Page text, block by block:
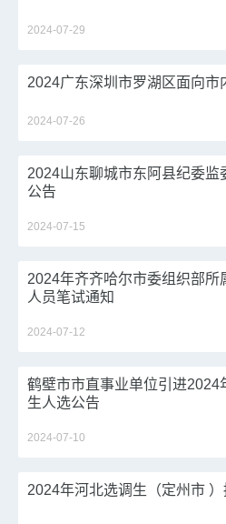
2024-07-29
2024广东深圳市罗湖区面向市
2024-07-26
2024山东聊城市东阿县纪委监
公告
2024-07-15
2024年齐齐哈尔市委组织部
人员笔试通知
2024-07-12
鹤壁市市直事业单位引进2024
生人选公告
2024-07-10
2024年河北选调生（定州市